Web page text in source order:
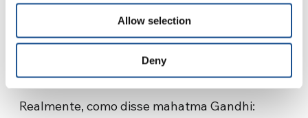
Allow selection
Deny
receber contribuições. Mas mesmo pessoas
físicas podem participar, graçasao
crowdfunding (financiamento coletivo) que
criamos na plataforma GoFundMe.
Realmente, como disse mahatma Gandhi: